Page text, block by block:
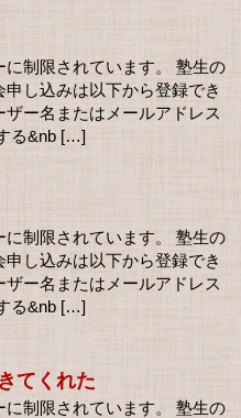
制限されています。 塾生の
し込みは以下から登録でき
ー名またはメールアドレス
る&nb […]
制限されています。 塾生の
し込みは以下から登録でき
ー名またはメールアドレス
る&nb […]
てくれた
制限されています。 塾生の